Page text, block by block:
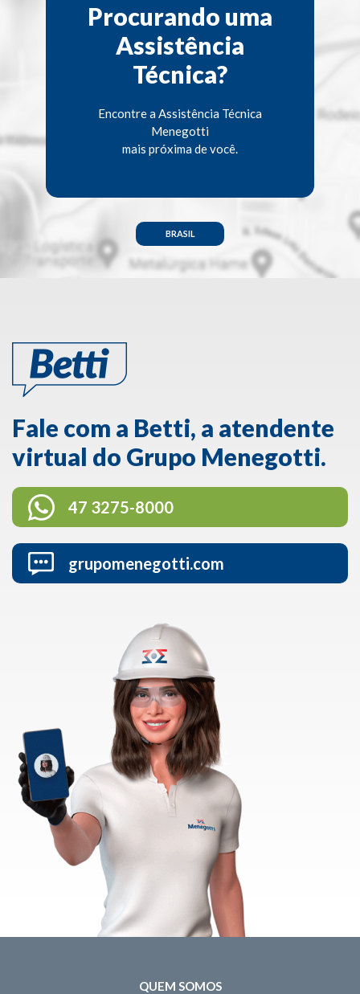
Procurando uma
Assistência
Técnica?
Encontre a Assistência Técnica
Menegotti
mais próxima de você.
BRASIL
Fale com a Betti, a atendente
virtual do Grupo Menegotti.
47 3275-8000
grupomenegotti.com
QUEM SOMOS